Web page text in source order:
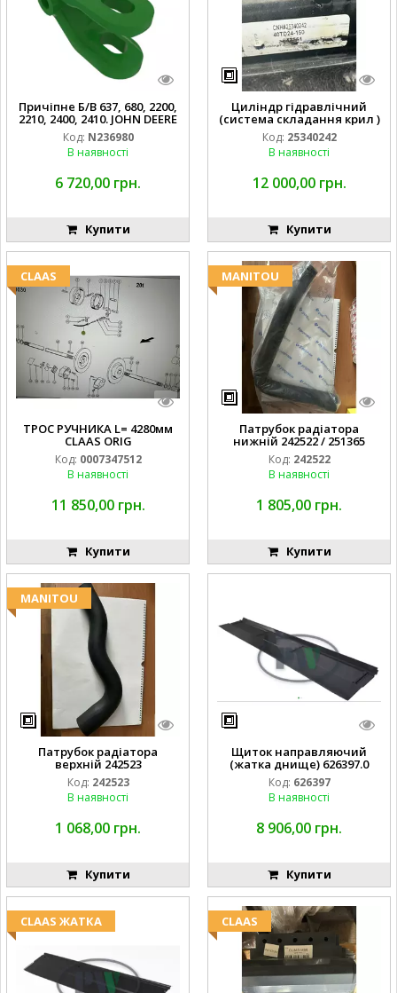
Причіпне Б/В 637, 680, 2200,
2210, 2400, 2410. JOHN DEERE
Код: N236980
В наявності
6 720,00 грн.
Купити
Циліндр гідравлічний
(система складання крил )
Код: 25340242
В наявності
12 000,00 грн.
Купити
CLAAS
ТРОС РУЧНИКА L= 4280мм
CLAAS ORIG
Код: 0007347512
В наявності
11 850,00 грн.
Купити
MANITOU
Патрубок радіатора
нижній 242522 / 251365
Код: 242522
В наявності
1 805,00 грн.
Купити
MANITOU
Патрубок радіатора
верхній 242523
Код: 242523
В наявності
1 068,00 грн.
Купити
Щиток направляючий
(жатка днище) 626397.0
Код: 626397
В наявності
8 906,00 грн.
Купити
CLAAS ЖАТКА CLAAS